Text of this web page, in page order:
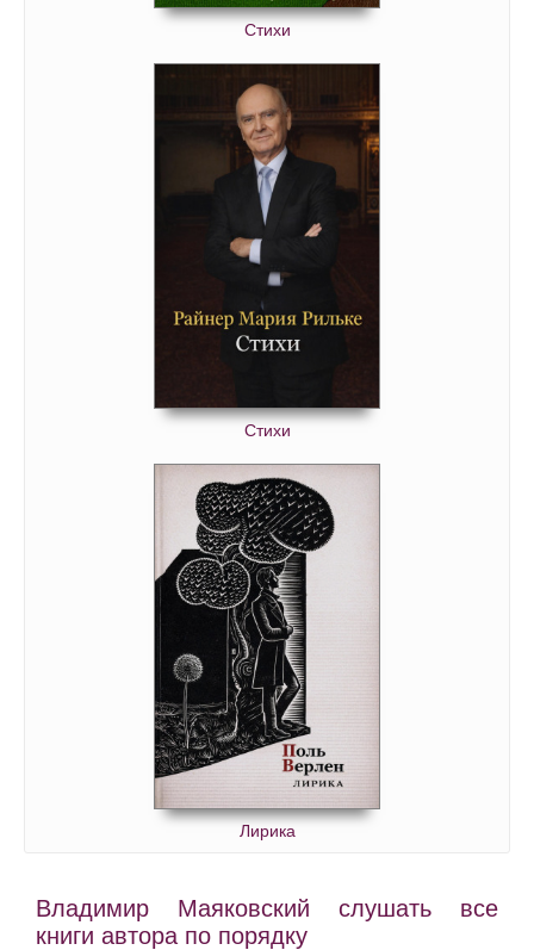
Стихи
Стихи
Лирика
Владимир Маяковский слушать все
книги автора по порядку